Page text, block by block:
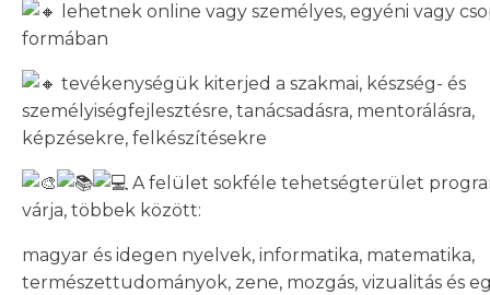
lehetnek online vagy személyes, egyéni vagy
formában
tevékenységük kiterjed a szakmai, készség- és
személyiségfejlesztésre, tanácsadásra, mentorálásra,
képzésekre, felkészítésekre
A felület sokféle tehetségterület
várja, többek között:
magyar és idegen nyelvek, informatika, matematika,
természettudományok, zene, mozgás, vizualitás és